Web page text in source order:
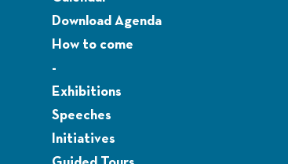
Download Agenda
How to come
-
Exhibitions
Speeches
Initiatives